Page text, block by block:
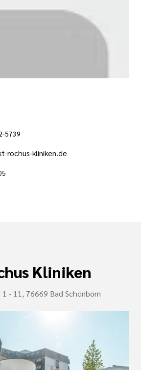
5739
rochus-kliniken.de
Kliniken
- 11, 76669 Bad Schönborn